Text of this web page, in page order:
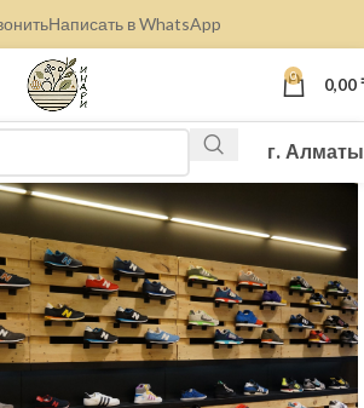
Написать в WhatsApp
0 0,00
г. Алматы